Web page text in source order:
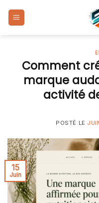
Comment
marque
activité
POSTÉ LE
15
Juin